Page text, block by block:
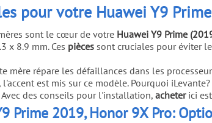
pour votre Huawei Y9
sont le cœur de votre Huawei Y9 Prime
x 8.9 mm. Ces pièces sont cruciales pour éviter
répare les défaillances dans les
, l'accent est mis sur ce modèle. Pourquoi
des conseils pour l'installation, acheterici
Prime 2019, Honor 9X Pro: